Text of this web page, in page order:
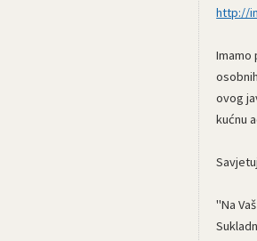
http://
Imamo
ovog
kućnu
"Na